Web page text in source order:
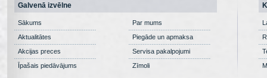
Galvenā izvēlne
Sākums
Aktualitātes
Akcijas preces
Īpašais piedāvājums
Par mums
Piegāde un apmaksa
Servisa pakalpojumi
Zīmoli